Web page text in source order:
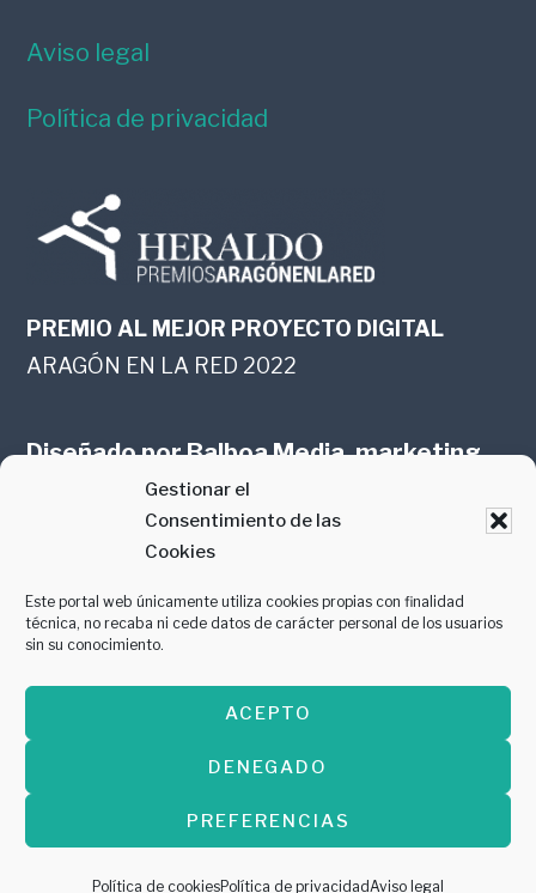
Gestionar el
Consentimiento de las
Cookies
Este portal web únicamente utiliza cookies propias con finalidad
técnica, no recaba ni cede datos de carácter personal de los usuarios
sin su conocimiento.
ACEPTO
DENEGADO
PREFERENCIAS
Política de cookiesPolítica de privacidadAviso legal
Aviso legal
Política de privacidad
PREMIO AL MEJOR PROYECTO DIGITAL
ARAGÓN EN LA RED 2022
Diseñado porBalboa Media, marketing
online en Zaragoza
PREMIO AL MEJOR CONTENIDO
GASTROMANÍA 2018
Copyright © 2026 ·Diseñado porBalboa